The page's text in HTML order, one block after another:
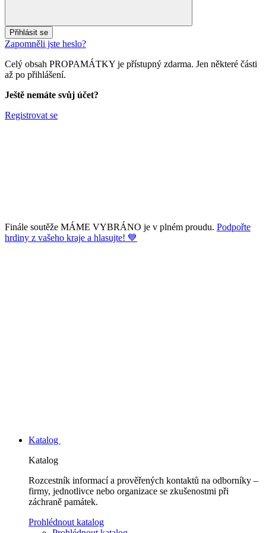
Přihlásit se
Zapomněli jste heslo?
Celý obsah PROPAMÁTKY je přístupný zdarma. Jen některé části
až po přihlášení.
Ještě nemáte svůj účet?
Registrovat se
Finále soutěže MÁME VYBRÁNO je v plném proudu. Podpořte
hrdiny z vašeho kraje a hlasujte! 💙
Katalog
Katalog
Rozcestník informací a prověřených kontaktů na odborníky –
firmy, jednotlivce nebo organizace se zkušenostmi při
záchraně památek.
Prohlédnout katalog